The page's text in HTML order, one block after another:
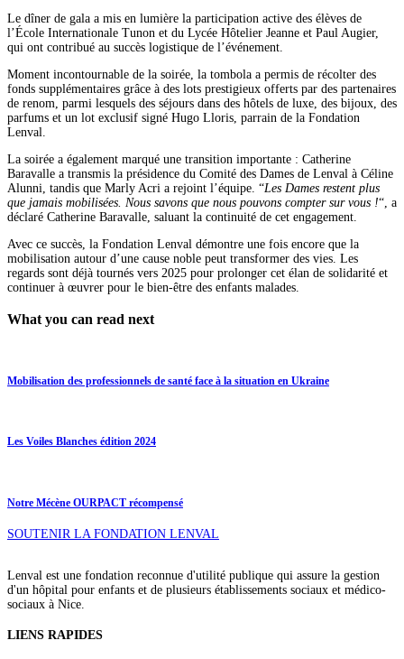
Le dîner de gala a mis en lumière la participation active des élèves de
l’École Internationale Tunon et du Lycée Hôtelier Jeanne et Paul Augier,
qui ont contribué au succès logistique de l’événement.
Moment incontournable de la soirée, la tombola a permis de récolter des
fonds supplémentaires grâce à des lots prestigieux offerts par des partenaires
de renom, parmi lesquels des séjours dans des hôtels de luxe, des bijoux, des
parfums et un lot exclusif signé Hugo Lloris, parrain de la Fondation
Lenval.
La soirée a également marqué une transition importante : Catherine
Baravalle a transmis la présidence du Comité des Dames de Lenval à Céline
Alunni, tandis que Marly Acri a rejoint l’équipe. “Les Dames restent plus
que jamais mobilisées. Nous savons que nous pouvons compter sur vous !“, a
déclaré Catherine Baravalle, saluant la continuité de cet engagement.
Avec ce succès, la Fondation Lenval démontre une fois encore que la
mobilisation autour d’une cause noble peut transformer des vies. Les
regards sont déjà tournés vers 2025 pour prolonger cet élan de solidarité et
continuer à œuvrer pour le bien-être des enfants malades.
What you can read next
Mobilisation des professionnels de santé face à la situation en Ukraine
Les Voiles Blanches édition 2024
Notre Mécène OURPACT récompensé
SOUTENIR LA FONDATION LENVAL
Lenval est une fondation reconnue d'utilité publique qui assure la gestion
d'un hôpital pour enfants et de plusieurs établissements sociaux et médico-
sociaux à Nice.
LIENS RAPIDES